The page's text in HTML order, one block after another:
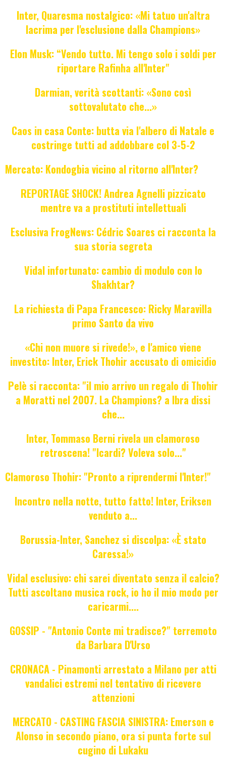
Inter, Quaresma nostalgico: «Mi tatuo un'altra
lacrima per l'esclusione dalla Champions»
Elon Musk: “Vendo tutto. Mi tengo solo i soldi per
riportare Rafinha all'Inter"
Darmian, verità scottanti: «Sono così
sottovalutato che...»
Caos in casa Conte: butta via l'albero di Natale e
costringe tutti ad addobbare col 3-5-2
Mercato: Kondogbia vicino al ritorno all'Inter?
REPORTAGE SHOCK! Andrea Agnelli pizzicato
mentre va a prostituti intellettuali
Esclusiva FrogNews: Cédric Soares ci racconta la
sua storia segreta
Vidal infortunato: cambio di modulo con lo
Shakhtar?
La richiesta di Papa Francesco: Ricky Maravilla
primo Santo da vivo
«Chi non muore si rivede!», e l'amico viene
investito: Inter, Erick Thohir accusato di omicidio
Pelè si racconta: "il mio arrivo un regalo di Thohir
a Moratti nel 2007. La Champions? a Ibra dissi
che...
Inter, Tommaso Berni rivela un clamoroso
retroscena! "Icardi? Voleva solo..."
Clamoroso Thohir: "Pronto a riprendermi l'Inter!"
Incontro nella notte, tutto fatto! Inter, Eriksen
venduto a...
Borussia-Inter, Sanchez si discolpa: «È stato
Caressa!»
Vidal esclusivo: chi sarei diventato senza il calcio?
Tutti ascoltano musica rock, io ho il mio modo per
caricarmi....
GOSSIP - "Antonio Conte mi tradisce?" terremoto
da Barbara D'Urso
CRONACA - Pinamonti arrestato a Milano per atti
vandalici estremi nel tentativo di ricevere
attenzioni
MERCATO - CASTING FASCIA SINISTRA: Emerson e
Alonso in secondo piano, ora si punta forte sul
cugino di Lukaku